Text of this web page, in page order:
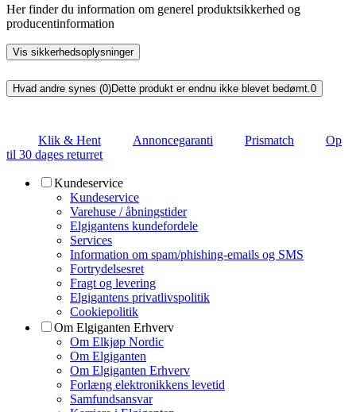
Her finder du information om generel produktsikkerhed og
producentinformation
Vis sikkerhedsoplysninger
Hvad andre synes (0)Dette produkt er endnu ikke blevet bedømt.0
Klik & Hent Annoncegaranti Prismatch
Op
til 30 dages returret
Kundeservice
Kundeservice
Varehuse / åbningstider
Elgigantens kundefordele
Services
Information om spam/phishing-emails og SMS
Fortrydelsesret
Fragt og levering
Elgigantens privatlivspolitik
Cookiepolitik
Om Elgiganten Erhverv
Om Elkjøp Nordic
Om Elgiganten
Om Elgiganten Erhverv
Forlæng elektronikkens levetid
Samfundsansvar